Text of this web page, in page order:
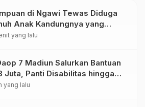
di Ngawi Tewas Diduga
Anak Kandungnya yang
gangguan kejiwaan
yang lalu
7 Madiun Salurkan Bantuan
Juta, Panti Disabilitas hingga
Ponorogo Dapat Prioritas
yang lalu